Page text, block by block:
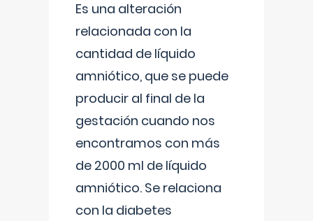
Es una alteración
relacionada con la
cantidad de líquido
amniótico, que se puede
producir al final de la
gestación cuando nos
encontramos con más
de 2000 ml de líquido
amniótico. Se relaciona
con la diabetes